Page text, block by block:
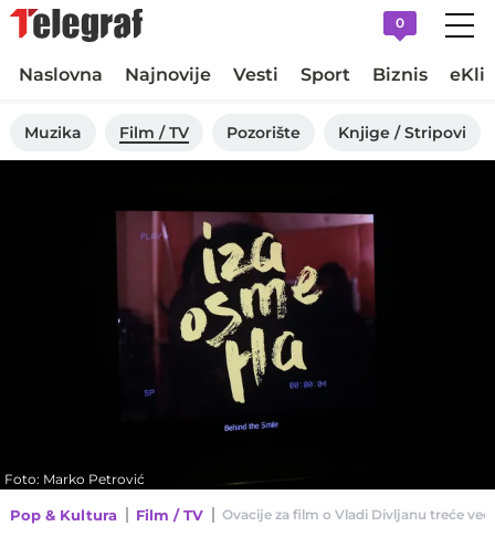
0
Naslovna Najnovije Vesti Sport Biznis
Muzika Film / TV Pozorište Knjige / Stripovi
Foto: Marko Petrović
Pop & Kultura Film / TV Ovacije za film o Vladi Divljanu treće